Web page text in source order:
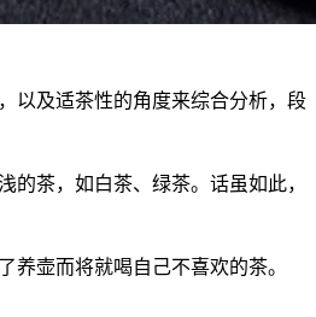
以及适茶性的角度来综合分析，段
的茶，如白茶、绿茶。话虽如此，
养壶而将就喝自己不喜欢的茶。